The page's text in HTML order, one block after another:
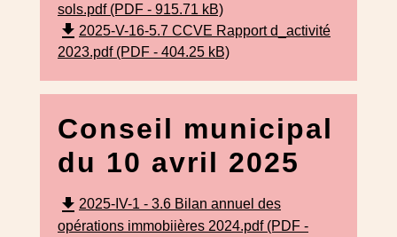
sols.pdf (PDF - 915.71 kB)
file_download 2025-V-16-5.7 CCVE Rapport d_activité
2023.pdf (PDF - 404.25 kB)
Conseil municipal
du 10 avril 2025
file_download 2025-IV-1 - 3.6 Bilan annuel des
opérations immobiières 2024.pdf (PDF -